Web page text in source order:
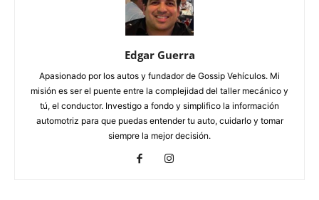
Edgar Guerra
Apasionado por los autos y fundador de Gossip Vehículos. Mi
misión es ser el puente entre la complejidad del taller mecánico y
tú, el conductor. Investigo a fondo y simplifico la información
automotriz para que puedas entender tu auto, cuidarlo y tomar
siempre la mejor decisión.